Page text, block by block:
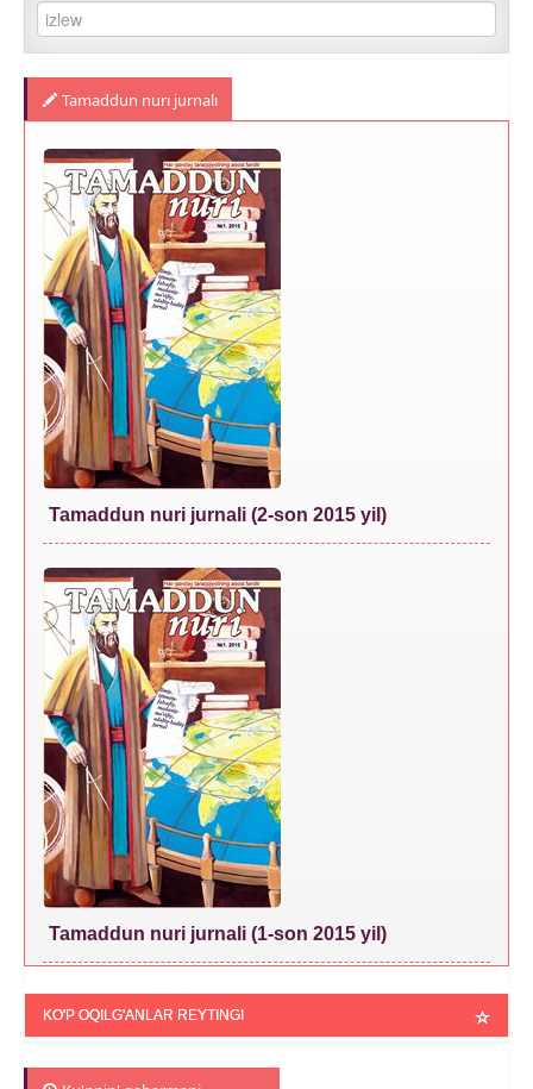
Tamaddun nurı jurnalı
Tamaddun nuri jurnali (2-son 2015 yil)
Tamaddun nuri jurnali (1-son 2015 yil)
KO'P OQILG'ANLAR REYTINGI